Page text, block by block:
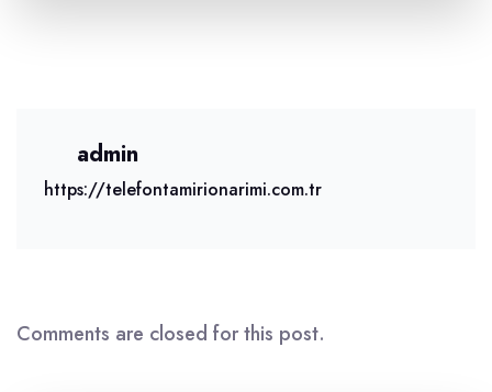
admin
https://telefontamirionarimi.com.tr
Comments are closed for this post.